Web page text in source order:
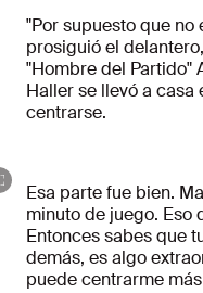
"Por supuesto que no
prosiguió el
"Hombre del Partido"
Haller se llevó a
centrarse.
Esa parte fue bien.
minuto de juego. Eso
Entonces sabes que
demás, es algo
puede centrarme